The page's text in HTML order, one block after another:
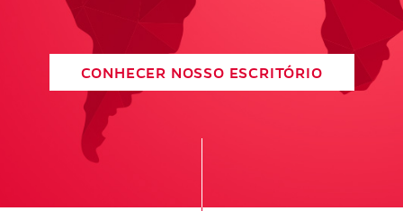
CONHECER NOSSO ESCRITÓRIO